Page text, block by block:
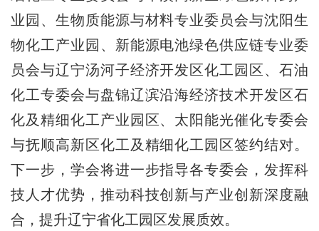
业园、生物质能源与材料专业委员会与沈阳生
物化工产业园、新能源电池绿色供应链专业委
员会与辽宁汤河子经济开发区化工园区、石油
化工专委会与盘锦辽滨沿海经济技术开发区石
化及精细化工产业园区、太阳能光催化专委会
与抚顺高新区化工及精细化工园区签约结对。
下一步，学会将进一步指导各专委会，发挥科
技人才优势，推动科技创新与产业创新深度融
合，提升辽宁省化工园区发展质效。